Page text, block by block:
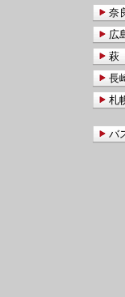
奈
広
萩
長
札
バ